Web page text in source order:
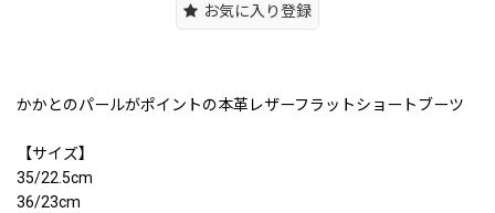
お気に入り登録
かかとのパールがポイントの本革レザーフラットショートブーツ
【サイズ】
35/22.5cm
36/23cm